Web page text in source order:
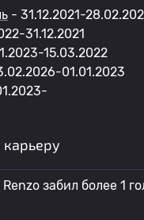
- 31.12.2021-
31.12.2021
15.03.2022
01.01.2023
карьеру
забил более 1